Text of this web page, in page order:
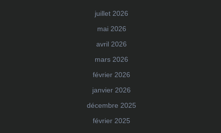
juillet 2026
mai 2026
avril 2026
mars 2026
février 2026
janvier 2026
décembre 2025
février 2025